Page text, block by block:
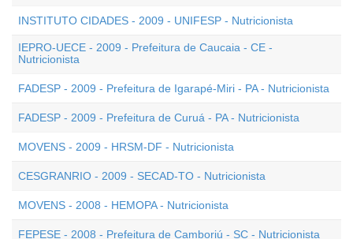
INSTITUTO CIDADES - 2009 - UNIFESP - Nutricionista
IEPRO-UECE - 2009 - Prefeitura de Caucaia - CE -
Nutricionista
FADESP - 2009 - Prefeitura de Igarapé-Miri - PA - Nutricionista
FADESP - 2009 - Prefeitura de Curuá - PA - Nutricionista
MOVENS - 2009 - HRSM-DF - Nutricionista
CESGRANRIO - 2009 - SECAD-TO - Nutricionista
MOVENS - 2008 - HEMOPA - Nutricionista
FEPESE - 2008 - Prefeitura de Camboriú - SC - Nutricionista